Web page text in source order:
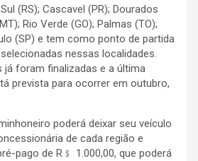
(RS); Cascavel (PR); Dourados
Rio Verde (GO); Palmas (TO);
(SP) e tem como ponto de partida
nessas localidades.
já foram finalizadas e a última
prevista para ocorrer em outubro,
poderá deixar seu veículo
de cada região e
pago de R﹩ 1.000,00, que poderá